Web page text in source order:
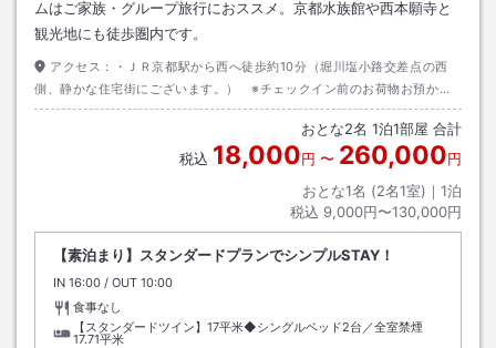
ムはご家族・グループ旅行におススメ。京都水族館や西本願寺と
観光地にも徒歩圏内です。
アクセス：
・ＪＲ京都駅から西へ徒歩約10分（堀川塩小路交差点の西
側、静かな住宅街にございます。） ※チェックイン前のお荷物お預かり
時間 当日8：00～21：00です。
おとな2名 1泊1部屋 合計
税込 18,000円 〜 260,000円
おとな1名 (2名1室)｜ 1泊
税込 9,000円〜130,000円
【素泊まり】スタンダードプランでシンプルSTAY！
IN チェックイン
16:00 / OUT チェックアウト
10:00
食事なし
【スタンダードツイン】17平米◆シングルベッド2台／全室禁煙
17.71平米